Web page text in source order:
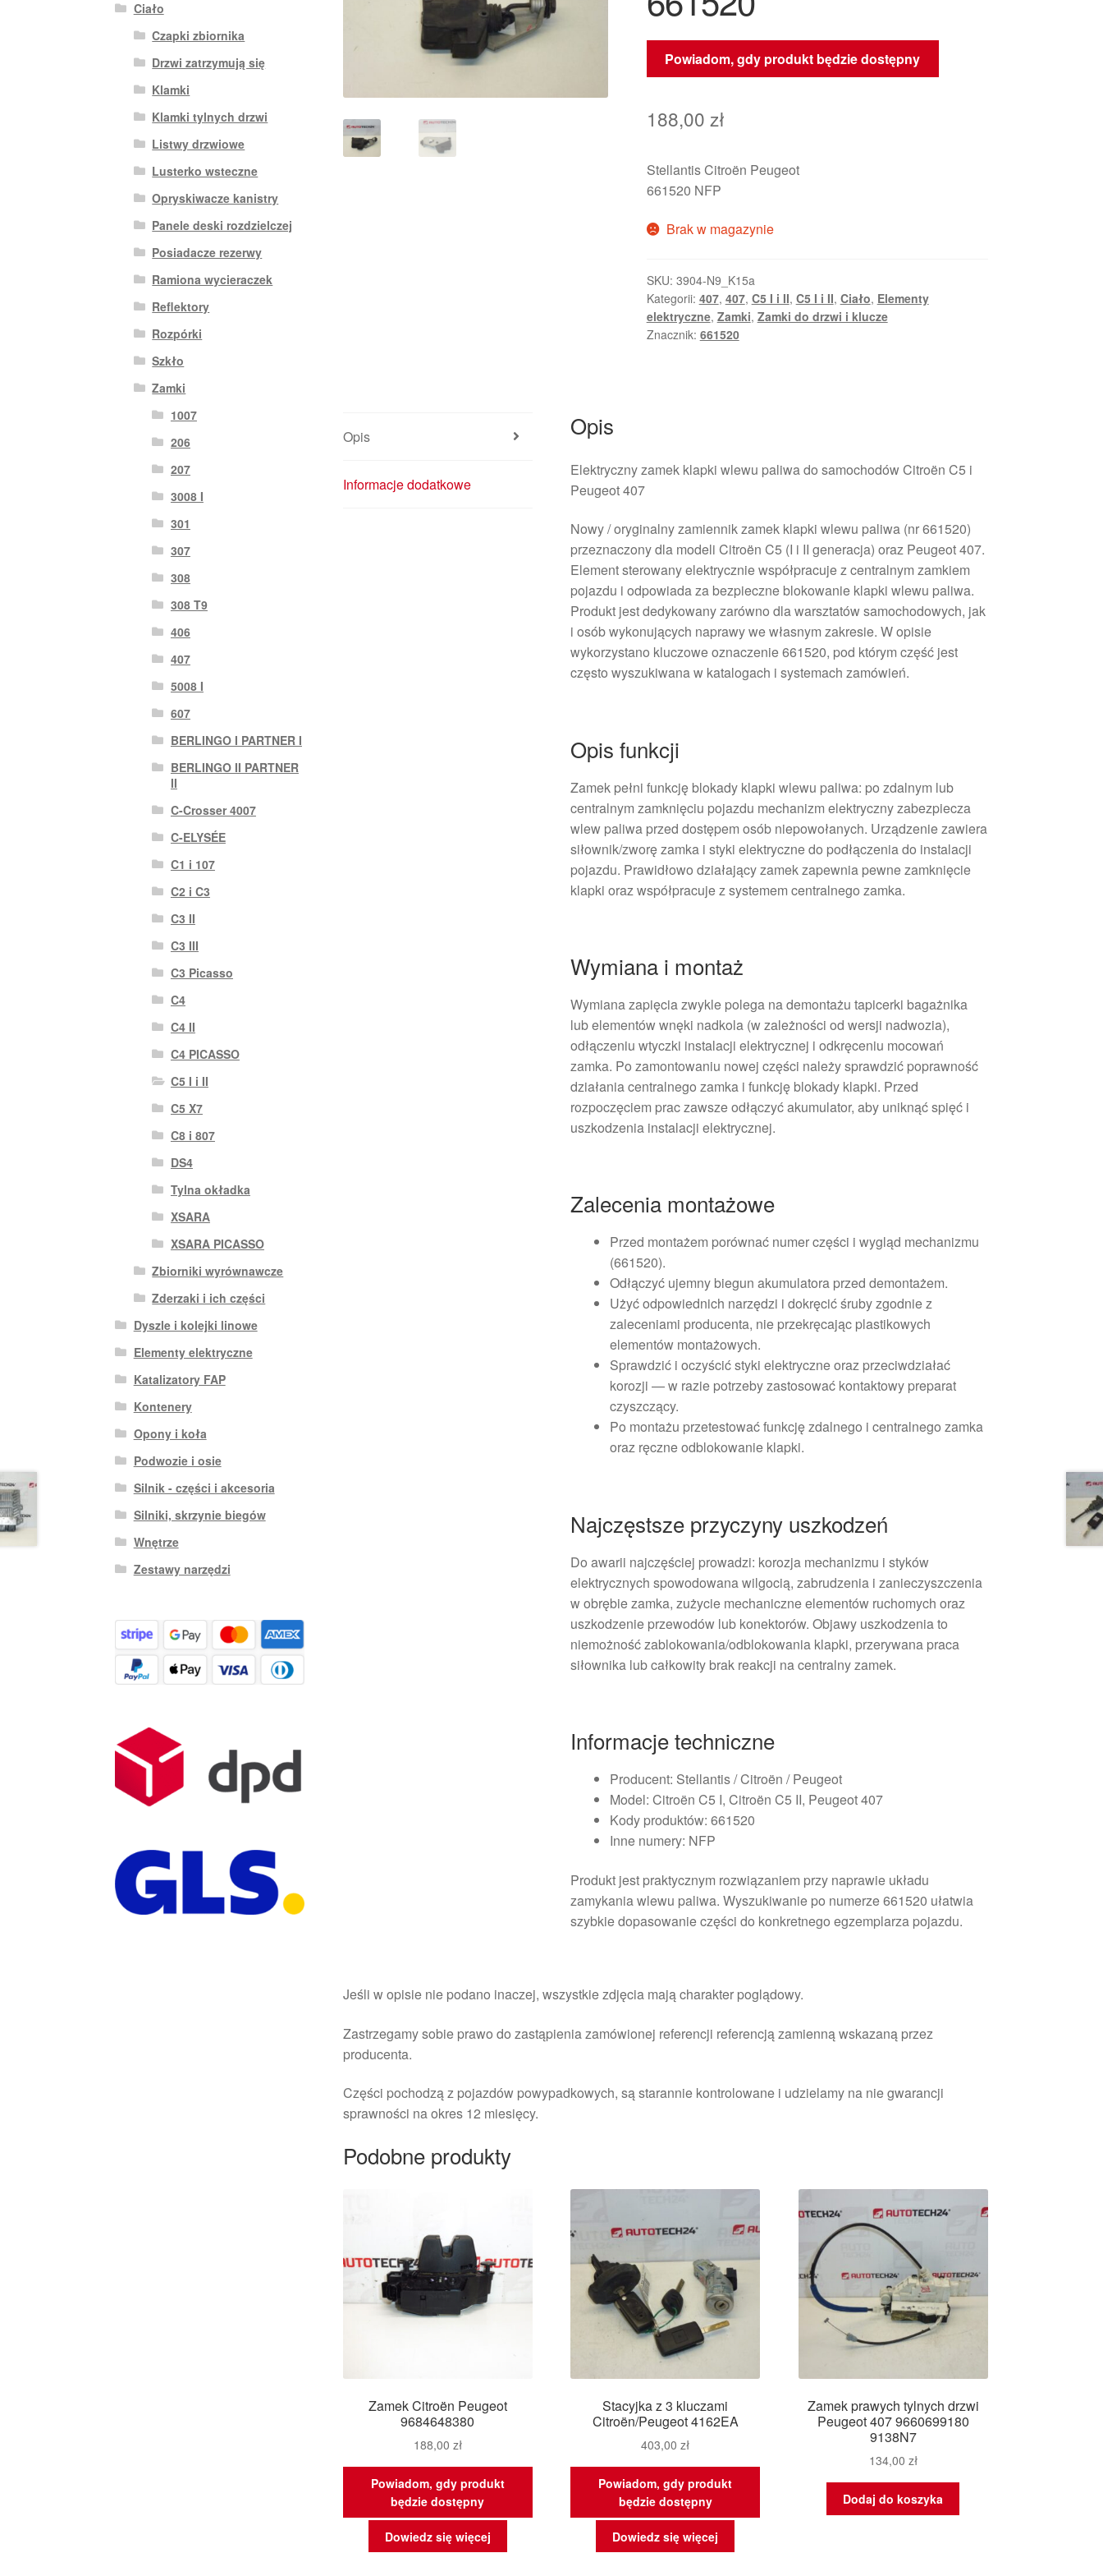
Powiadom, gdy produkt będzie dostępny
188,00 zł
Stellantis Citroën Peugeot
661520 NFP
Brak w magazynie
SKU: 3904-N9_K15a
Kategorii: 407, 407, C5 I i II, C5 I i II, Ciało, Elementy
elektryczne, Zamki, Zamki do drzwi i klucze
Znacznik: 661520
Opis
Informacje dodatkowe
Opis
Elektryczny zamek klapki wlewu paliwa do samochodów Citroën C5 i
Peugeot 407
Nowy / oryginalny zamiennik zamek klapki wlewu paliwa (nr 661520)
przeznaczony dla modeli Citroën C5 (I i II generacja) oraz Peugeot 407.
Element sterowany elektrycznie współpracuje z centralnym zamkiem
pojazdu i odpowiada za bezpieczne blokowanie klapki wlewu paliwa.
Produkt jest dedykowany zarówno dla warsztatów samochodowych, jak
i osób wykonujących naprawy we własnym zakresie. W opisie
wykorzystano kluczowe oznaczenie 661520, pod którym część jest
często wyszukiwana w katalogach i systemach zamówień.
Opis funkcji
Zamek pełni funkcję blokady klapki wlewu paliwa: po zdalnym lub
centralnym zamknięciu pojazdu mechanizm elektryczny zabezpiecza
wlew paliwa przed dostępem osób niepowołanych. Urządzenie zawiera
siłownik/zworę zamka i styki elektryczne do podłączenia do instalacji
pojazdu. Prawidłowo działający zamek zapewnia pewne zamknięcie
klapki oraz współpracuje z systemem centralnego zamka.
Wymiana i montaż
Wymiana zapięcia zwykle polega na demontażu tapicerki bagażnika
lub elementów wnęki nadkola (w zależności od wersji nadwozia),
odłączeniu wtyczki instalacji elektrycznej i odkręceniu mocowań
zamka. Po zamontowaniu nowej części należy sprawdzić poprawność
działania centralnego zamka i funkcję blokady klapki. Przed
rozpoczęciem prac zawsze odłączyć akumulator, aby uniknąć spięć i
uszkodzenia instalacji elektrycznej.
Zalecenia montażowe
Przed montażem porównać numer części i wygląd mechanizmu
(661520).
Odłączyć ujemny biegun akumulatora przed demontażem.
Użyć odpowiednich narzędzi i dokręcić śruby zgodnie z
zaleceniami producenta, nie przekręcając plastikowych
elementów montażowych.
Sprawdzić i oczyścić styki elektryczne oraz przeciwdziałać
korozji — w razie potrzeby zastosować kontaktowy preparat
czyszczący.
Po montażu przetestować funkcję zdalnego i centralnego zamka
oraz ręczne odblokowanie klapki.
Najczęstsze przyczyny uszkodzeń
Do awarii najczęściej prowadzi: korozja mechanizmu i styków
elektrycznych spowodowana wilgocią, zabrudzenia i zanieczyszczenia
w obrębie zamka, zużycie mechaniczne elementów ruchomych oraz
uszkodzenie przewodów lub konektorów. Objawy uszkodzenia to
niemożność zablokowania/odblokowania klapki, przerywana praca
siłownika lub całkowity brak reakcji na centralny zamek.
Informacje techniczne
Producent: Stellantis / Citroën / Peugeot
Model: Citroën C5 I, Citroën C5 II, Peugeot 407
Kody produktów: 661520
Inne numery: NFP
Produkt jest praktycznym rozwiązaniem przy naprawie układu
zamykania wlewu paliwa. Wyszukiwanie po numerze 661520 ułatwia
szybkie dopasowanie części do konkretnego egzemplarza pojazdu.
Jeśli w opisie nie podano inaczej, wszystkie zdjęcia mają charakter poglądowy.
Zastrzegamy sobie prawo do zastąpienia zamówionej referencji referencją zamienną wskazaną przez
producenta.
Części pochodzą z pojazdów powypadkowych, są starannie kontrolowane i udzielamy na nie gwarancji
sprawności na okres 12 miesięcy.
Podobne produkty
Zamek Citroën Peugeot
9684648380
188,00 zł
Powiadom, gdy produkt
będzie dostępny
Dowiedz się więcej
Stacyjka z 3 kluczami
Citroën/Peugeot 4162EA
403,00zł
Powiadom, gdy produkt
będzie dostępny
Dowiedz się więcej
Zamek prawych tylnych drzwi
Peugeot 407 9660699180
9138N7
134,00 zł
Dodaj do koszyka
Ciało
Czapki zbiornika
Drzwi zatrzymują się
Klamki
Klamki tylnych drzwi
Listwy drzwiowe
Lusterko wsteczne
Opryskiwacze kanistry
Panele deski rozdzielczej
Posiadacze rezerwy
Ramiona wycieraczek
Reflektory
Rozpórki
Szkło
Zamki
1007
206
207
3008 I
301
307
308
308 T9
406
407
5008 I
607
BERLINGO I PARTNER I
BERLINGO II PARTNER
II
C-Crosser 4007
C-ELYSÉE
C1 i 107
C2 i C3
C3 II
C3 III
C3 Picasso
C4
C4 II
C4 PICASSO
C5 I i II
C5 X7
C8 i 807
DS4
Tylna okładka
XSARA
XSARA PICASSO
Zbiorniki wyrównawcze
Zderzaki i ich części
Dyszle i kolejki linowe
Elementy elektryczne
Katalizatory FAP
Kontenery
Opony i koła
Podwozie i osie
Silnik - części i akcesoria
Silniki, skrzynie biegów
Wnętrze
Zestawy narzędzi